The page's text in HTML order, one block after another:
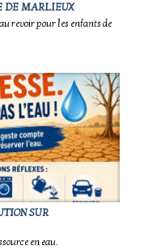
DE MARLIEUX
revoir pour les enfants de
SUR
en eau.